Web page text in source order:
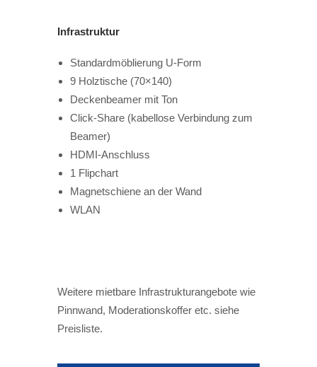
Infrastruktur
Standardmöblierung U-Form
9 Holztische (70×140)
Deckenbeamer mit Ton
Click-Share (kabellose Verbindung zum
Beamer)
HDMI-Anschluss
1 Flipchart
Magnetschiene an der Wand
WLAN
Weitere mietbare Infrastrukturangebote wie
Pinnwand, Moderationskoffer etc. siehe
Preisliste.